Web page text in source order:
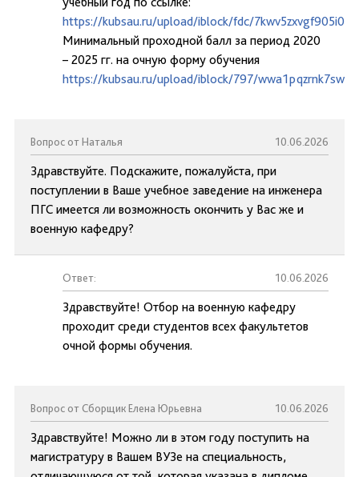
https://kubsau.ru/upload/iblock/fdc/
Минимальный проходной балл за период 2020
– 2025 гг. на очную форму обучения
https://kubsau.ru/upload/iblock/797/
Вопрос от Наталья 10.06.2026
Здравствуйте. Подскажите, пожалуйста, при
поступлении в Ваше учебное заведение на инженера
ПГС имеется ли возможность окончить у Вас же и
военную кафедру?
Ответ: 10.06.2026
Здравствуйте! Отбор на военную кафедру
проходит среди студентов всех факультетов
очной формы обучения.
Вопрос от Сборщик Елена Юрьевна 10.06.2026
Здравствуйте! Можно ли в этом году поступить на
магистратуру в Вашем ВУЗе на специальность,